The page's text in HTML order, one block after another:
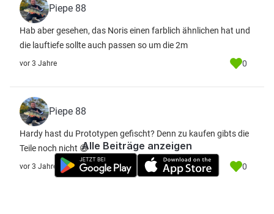
Piepe 88
Hab aber gesehen, das Noris einen farblich ähnlichen hat und
die lauftiefe sollte auch passen so um die 2m
vor 3 Jahre 0
Piepe 88
Hardy hast du Prototypen gefischt? Denn zu kaufen gibts die
Teile noch nicht 😅
vor 3 Jahre 0
Alle Beiträge anzeigen